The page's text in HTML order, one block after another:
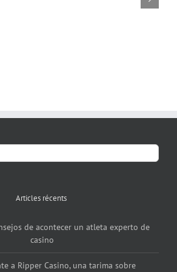
Articles récents
de acontecer un atleta experto de
casino
a Ripper Casino, una tarima sobre